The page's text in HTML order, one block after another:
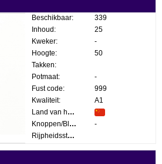
Beschikbaar:
339
Inhoud:
25
Kweker:
-
Hoogte:
50
Takken:
Potmaat:
-
Fust code:
999
Kwaliteit:
A1
Land van herkomst:
Knoppen/Bloemen:
-
Rijpheidsstadium: